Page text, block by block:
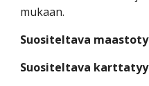
mukaan.
Suositeltava
Suositeltava